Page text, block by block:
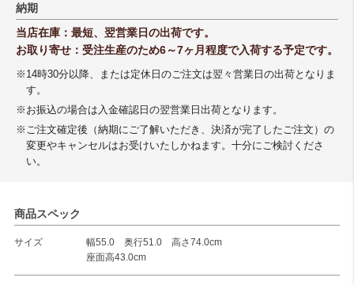
納期
当店在庫：最短、翌営業日の出荷です。
お取り寄せ：受注生産のため6～7ヶ月程度で入荷する予定です。
※14時30分以降、または定休日のご注文は翌々営業日の出荷となりま
す。
※お振込の場合は入金確認日の翌営業日出荷となります。
※ご注文確定後（納期にご了解いただき、決済が完了したご注文）の
変更やキャンセルはお受けいたしかねます。十分にご検討くださ
い。
商品スペック
サイズ
幅55.0 奥行51.0 高さ74.0cm
座面高43.0cm